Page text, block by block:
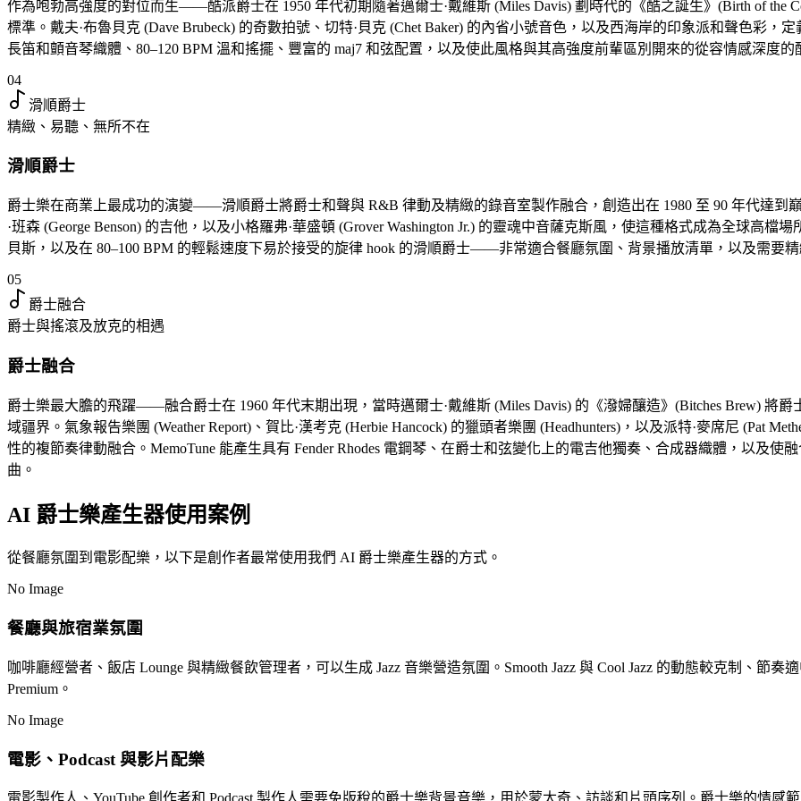
作為咆勃高強度的對位而生——酷派爵士在 1950 年代初期隨著邁爾士·戴維斯 (Miles Davis) 劃時代的《酷之誕生》(Birth of the
標準。戴夫·布魯貝克 (Dave Brubeck) 的奇數拍號、切特·貝克 (Chet Baker) 的內省小號音色，以及西海岸的印象派和聲色彩，
長笛和顫音琴織體、80–120 BPM 溫和搖擺、豐富的 maj7 和弦配置，以及使此風格與其高強度前輩區別開來的從容情感深度的
04
滑順爵士
精緻、易聽、無所不在
滑順爵士
爵士樂在商業上最成功的演變——滑順爵士將爵士和聲與 R&B 律動及精緻的錄音室製作融合，創造出在 1980 至 90 年代達到
·班森 (George Benson) 的吉他，以及小格羅弗·華盛頓 (Grover Washington Jr.) 的靈魂中音薩克斯風，使這種格式成為全球高檔
貝斯，以及在 80–100 BPM 的輕鬆速度下易於接受的旋律 hook 的滑順爵士——非常適合餐廳氛圍、背景播放清單，以及需要
05
爵士融合
爵士與搖滾及放克的相遇
爵士融合
爵士樂最大膽的飛躍——融合爵士在 1960 年代末期出現，當時邁爾士·戴維斯 (Miles Davis) 的《潑婦釀造》(Bitches Brew) 將
域疆界。氣象報告樂團 (Weather Report)、賀比·漢考克 (Herbie Hancock) 的獵頭者樂團 (Headhunters)，以及派特·麥席尼 (Pat
性的複節奏律動融合。MemoTune 能產生具有 Fender Rhodes 電鋼琴、在爵士和弦變化上的電吉他獨奏、合成器織體，以及
曲。
AI 爵士樂產生器使用案例
從餐廳氛圍到電影配樂，以下是創作者最常使用我們 AI 爵士樂產生器的方式。
No Image
餐廳與旅宿業氛圍
咖啡廳經營者、飯店 Lounge 與精緻餐飲管理者，可以生成 Jazz 音樂營造氛圍。Smooth Jazz 與 Cool Jazz 的動態較克制、節
Premium。
No Image
電影、Podcast 與影片配樂